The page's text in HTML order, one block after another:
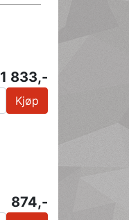
1 833,-
Kjøp
874,-